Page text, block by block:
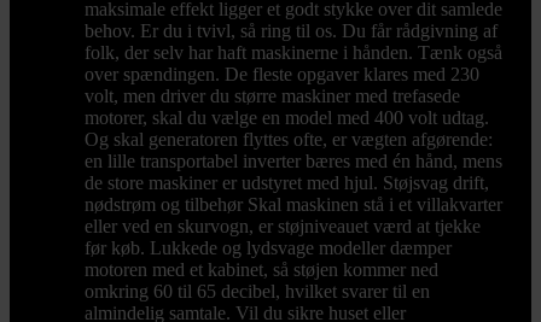
maksimale effekt ligger et godt stykke over dit samlede
behov. Er du i tvivl, så ring til os. Du får rådgivning af
folk, der selv har haft maskinerne i hånden. Tænk også
over spændingen. De fleste opgaver klares med 230
volt, men driver du større maskiner med trefasede
motorer, skal du vælge en model med 400 volt udtag.
Og skal generatoren flyttes ofte, er vægten afgørende:
en lille transportabel inverter bæres med én hånd, mens
de store maskiner er udstyret med hjul. Støjsvag drift,
nødstrøm og tilbehør Skal maskinen stå i et villakvarter
eller ved en skurvogn, er støjniveauet værd at tjekke
før køb. Lukkede og lydsvage modeller dæmper
motoren med et kabinet, så støjen kommer ned
omkring 60 til 65 decibel, hvilket svarer til en
almindelig samtale. Vil du sikre huset eller